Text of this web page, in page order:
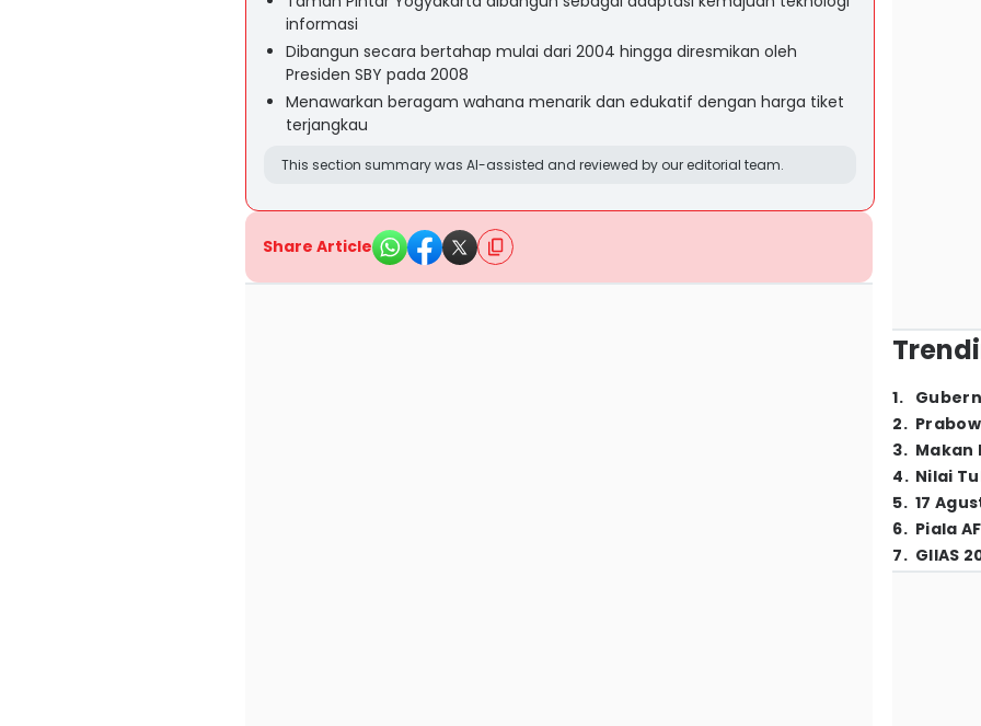
informasi
Dibangun secara bertahap mulai dari 2004 hingga diresmikan oleh
Presiden SBY pada 2008
Menawarkan beragam wahana menarik dan edukatif dengan harga tiket
terjangkau
This section summary was AI-assisted and reviewed by our editorial team.
Share Article
1.
2.
3. Makan
4. Nilai
5. 17
6. Piala
7. GIIAS